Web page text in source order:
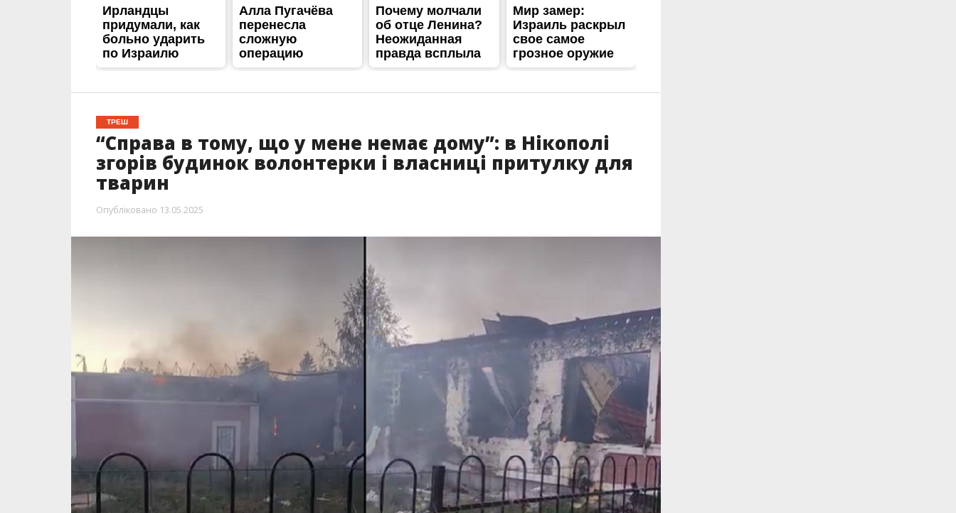
Опубліковано13.05.2025
Під ранок росіяни атакували дроном будинок
нікопольської волонтерки Олени
Омельченко Вошун. Жінка опікується бездомними тваринками, а тепер, через ворожий
обстріл, сама залишилася без даху над головою. На щастя, під час пожежі ніхто не
постраждав.
Про це жінка
написала на своїй сторінці у facebook, – передаєІнформатор.